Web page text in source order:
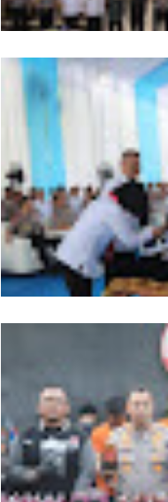
Kapolda Sumut
Profesionalisme Polri
KUHAP Baru
Ditres PPA dan PPO
Dibentuk